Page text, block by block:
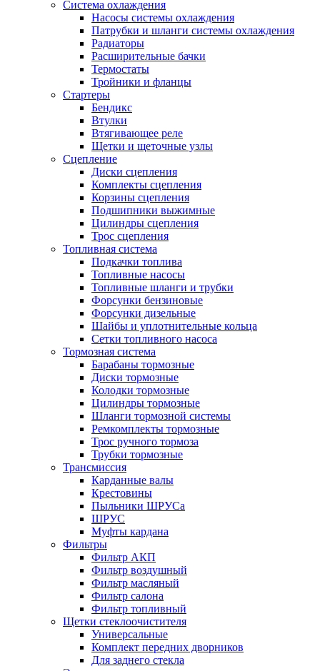
Система охлаждения
Насосы системы охлаждения
Патрубки и шланги системы охлаждения
Радиаторы
Расширительные бачки
Термостаты
Тройники и фланцы
Стартеры
Бендикс
Втулки
Втягивающее реле
Щетки и щеточные узлы
Сцепление
Диски сцепления
Комплекты сцепления
Корзины сцепления
Подшипники выжимные
Цилиндры сцепления
Трос сцепления
Топливная система
Подкачки топлива
Топливные насосы
Топливные шланги и трубки
Форсунки бензиновые
Форсунки дизельные
Шайбы и уплотнительные кольца
Сетки топливного насоса
Тормозная система
Барабаны тормозные
Диски тормозные
Колодки тормозные
Цилиндры тормозные
Шланги тормозной системы
Ремкомплекты тормозные
Трос ручного тормоза
Трубки тормозные
Трансмиссия
Карданные валы
Крестовины
Пыльники ШРУСа
ШРУС
Муфты кардана
Фильтры
Фильтр АКП
Фильтр воздушный
Фильтр масляный
Фильтр салона
Фильтр топливный
Щетки стеклоочистителя
Универсальные
Комплект передних дворников
Для заднего стекла